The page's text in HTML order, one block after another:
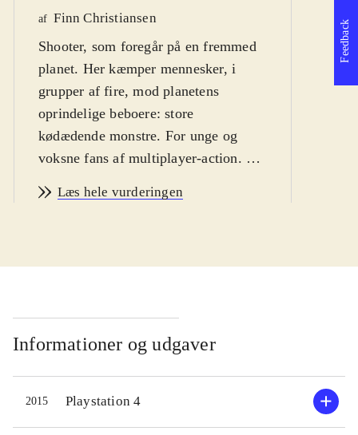
af Finn Christiansen
Shooter, som foregår på en fremmed
planet. Her kæmper mennesker, i
grupper af fire, mod planetens
oprindelige beboere: store
kødædende monstre. For unge og
voksne fans af multiplayer-action.
shooter, hvor fire personer spiller
giver skade. Trapper, som lægger
skjold eller tilkalde luftstøtte, og
endelig Medic, som kan helbrede de
andre soldater. Den femte spiller har
rollen som monster. I forskellige
miljøer på planeten Shear, skal de
kæmpe mod hinanden. I starten er
Læs hele vurderingen
af
Informationer og udgaver
2015 Playstation 4
Feedback